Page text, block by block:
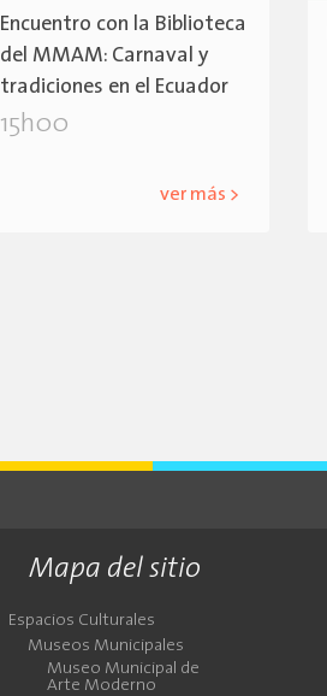
Encuentro con la Biblioteca
del MMAM: Carnaval y
tradiciones en el Ecuador
15h00
ver más >
Mapa del sitio
Espacios Culturales
Museos Municipales
Museo Municipal de
Arte Moderno